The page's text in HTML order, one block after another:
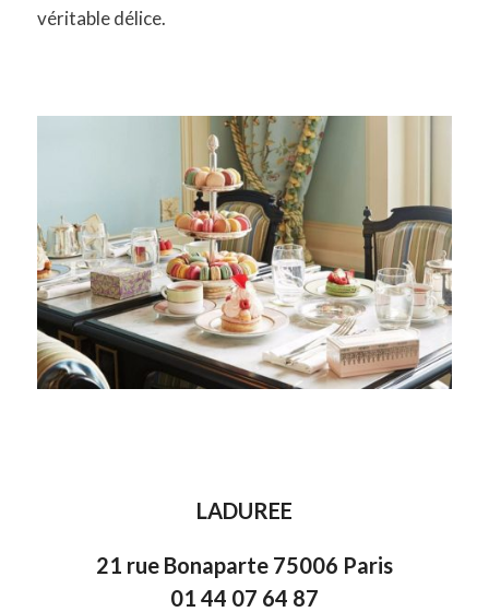
véritable délice.
LADUREE
21 rue Bonaparte 75006 Paris
01 44 07 64 87